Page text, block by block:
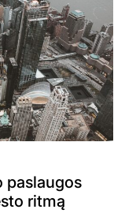
paslaugos
ritmą